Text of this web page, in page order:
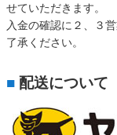
せていただきます。
入金の確認に２、３
了承ください。
■ 配送について